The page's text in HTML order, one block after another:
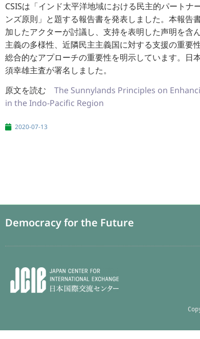
CSISは「インド太平洋地域における民主的パートナ
ンズ原則」と題する報告書を発表しました。本報告
加したアクターが討議し、支持を表明した声明を含
主義の多様性、近隣民主主義国に対する支援の重要
総合的なアプローチの重要性を明示しています。日
須幸雄主査が署名しました。
原文を読む The Sunnylands Principles on
in the Indo-Pacific Region
2020-07-13
Democracy for the Future